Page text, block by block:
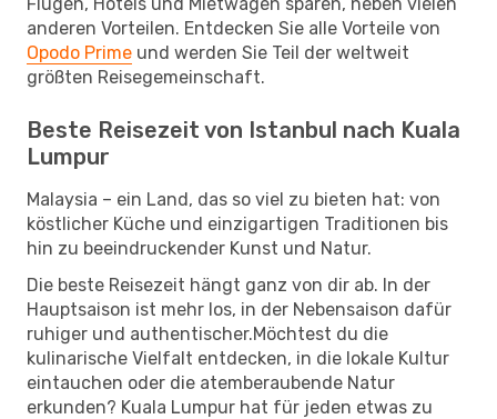
anderen Vorteilen. Entdecken Sie alle Vorteile von
Opodo Prime und werden Sie Teil der weltweit
größten Reisegemeinschaft.
Beste Reisezeit von Istanbul nach Kuala
Lumpur
Malaysia – ein Land, das so viel zu bieten hat: von
köstlicher Küche und einzigartigen Traditionen bis
hin zu beeindruckender Kunst und Natur.
Die beste Reisezeit hängt ganz von dir ab. In der
Hauptsaison ist mehr los, in der Nebensaison dafür
ruhiger und authentischer.Möchtest du die
kulinarische Vielfalt entdecken, in die lokale Kultur
eintauchen oder die atemberaubende Natur
erkunden? Kuala Lumpur hat für jeden etwas zu